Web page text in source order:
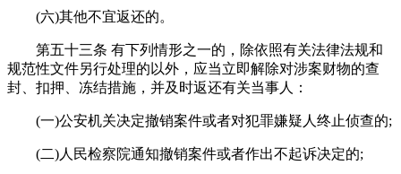
(六)其他不宜返还的。
第五十三条 有下列情形之一的，除依照有关法律法规和
规范性文件另行处理的以外，应当立即解除对涉案财物的查
封、扣押、冻结措施，并及时返还有关当事人：
(一)公安机关决定撤销案件或者对犯罪嫌疑人终止侦查的;
(二)人民检察院通知撤销案件或者作出不起诉决定的;